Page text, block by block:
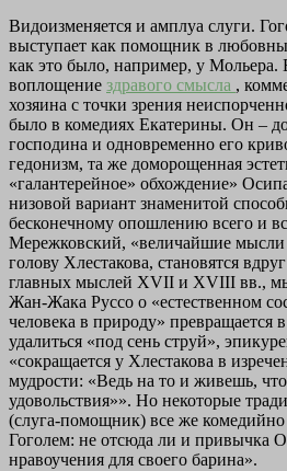
Видоизменяется и амплуа слуги.
выступает как помощник в
как это было, например, у Мольера.
воплощение здравого смысла ,
хозяина с точки зрения
было в комедиях Екатерины. Он –
господина и одновременно его
гедонизм, та же доморощенная
«галантерейное» обхождение»
низовой вариант знаменитой
бесконечному опошлению всего и
Мережковский, «величайшие мысли
голову Хлестакова, становятся
главных мыслей XVII и XVIII вв.,
Жан‑Жака Руссо о «естественном
человека в природу» превращается
удалиться «под сень струй»,
«сокращается у Хлестакова в
мудрости: «Ведь на то и живешь,
удовольствия»». Но некоторые
(слуга‑помощник) все же
Гоголем: не отсюда ли и привычка
нравоучения для своего барина».